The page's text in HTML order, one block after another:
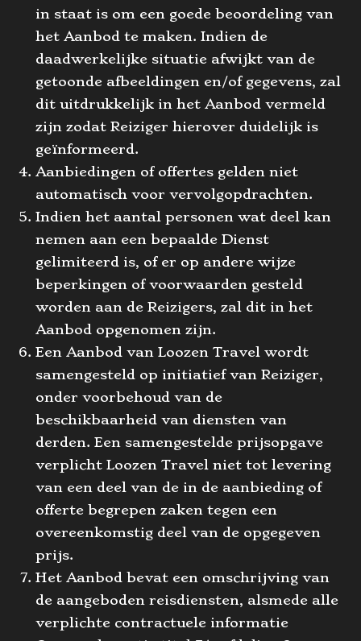
in staat is om een goede beoordeling van
het Aanbod te maken. Indien de
daadwerkelijke situatie afwijkt van de
getoonde afbeeldingen en/of gegevens, zal
dit uitdrukkelijk in het Aanbod vermeld
zijn zodat Reiziger hierover duidelijk is
geïnformeerd.
Aanbiedingen of offertes gelden niet
automatisch voor vervolgopdrachten.
Indien het aantal personen wat deel kan
nemen aan een bepaalde Dienst
gelimiteerd is, of er op andere wijze
beperkingen of voorwaarden gesteld
worden aan de Reizigers, zal dit in het
Aanbod opgenomen zijn.
Een Aanbod van Loozen Travel wordt
samengesteld op initiatief van Reiziger,
onder voorbehoud van de
beschikbaarheid van diensten van
derden. Een samengestelde prijsopgave
verplicht Loozen Travel niet tot levering
van een deel van de in de aanbieding of
offerte begrepen zaken tegen een
overeenkomstig deel van de opgegeven
prijs.
Het Aanbod bevat een omschrijving van
de aangeboden reisdiensten, alsmede alle
verplichte contractuele informatie